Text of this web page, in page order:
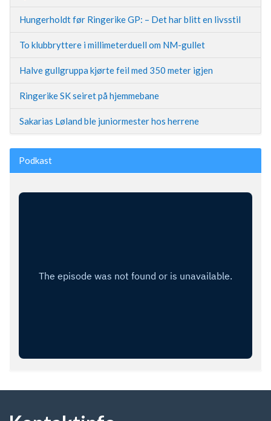
Hungerholdt før Ringerike GP: – Det har blitt en livsstil
To klubbryttere i millimeterduell om NM-gullet
Halve gullgruppa kjørte feil med 350 meter igjen
Ringerike SK seiret på hjemmebane
Sakarias Løland ble juniormester hos herrene
Podkast